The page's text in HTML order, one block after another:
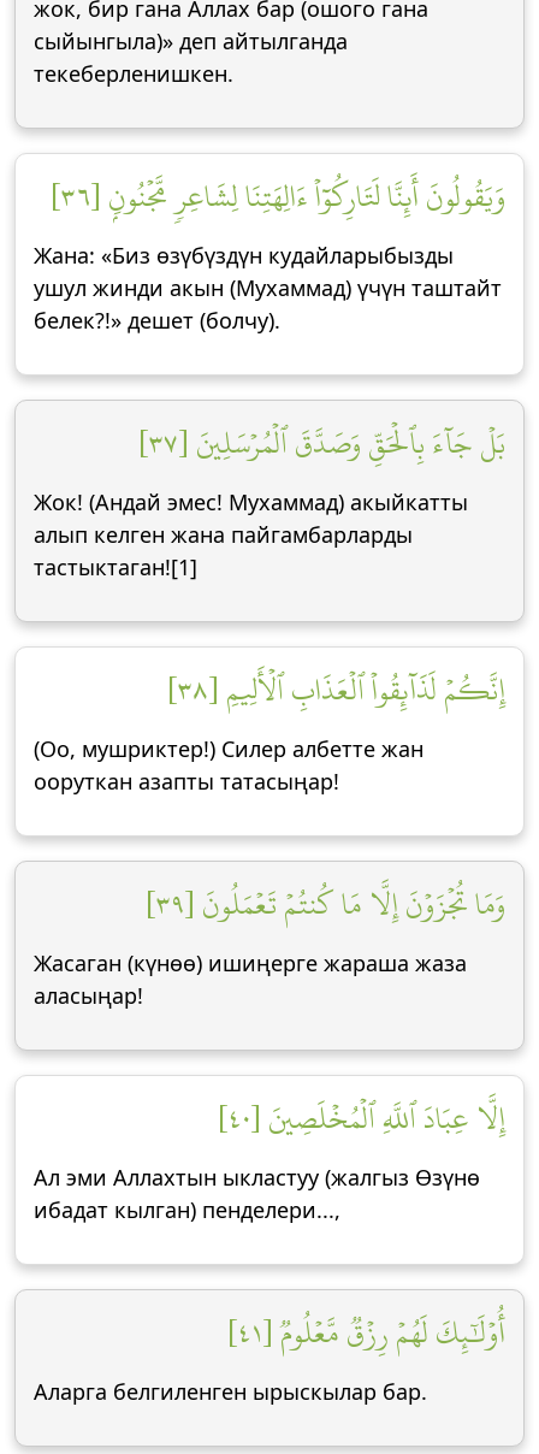
жок, бир гана Аллах бар (ошого гана
сыйынгыла)» деп айтылганда
текеберленишкен.
وَيَقُولُونَ أَئِنَّا لَتَارِكُوٓاْ ءَالِهَتِنَا لِشَاعِرٖ مَّجۡنُونِۭ [٣٦]
Жана: «Биз өзүбүздүн кудайларыбызды
ушул жинди акын (Мухаммад) үчүн таштайт
белек?!» дешет (болчу).
بَلۡ جَآءَ بِٱلۡحَقِّ وَصَدَّقَ ٱلۡمُرۡسَلِينَ [٣٧]
Жок! (Андай эмес! Мухаммад) акыйкатты
алып келген жана пайгамбарларды
тастыктаган![1]
إِنَّكُمۡ لَذَآئِقُواْ ٱلۡعَذَابِ ٱلۡأَلِيمِ [٣٨]
(Оо, мушриктер!) Силер албетте жан
ооруткан азапты татасыңар!
وَمَا تُجۡزَوۡنَ إِلَّا مَا كُنتُمۡ تَعۡمَلُونَ [٣٩]
Жасаган (күнөө) ишиңерге жараша жаза
аласыңар!
إِلَّا عِبَادَ ٱللَّهِ ٱلۡمُخۡلَصِينَ [٤٠]
Ал эми Аллахтын ыкластуу (жалгыз Өзүнө
ибадат кылган) пенделери...,
أُوْلَٰٓئِكَ لَهُمۡ رِزۡقٞ مَّعۡلُومٞ [٤١]
Аларга белгиленген ырыскылар бар.